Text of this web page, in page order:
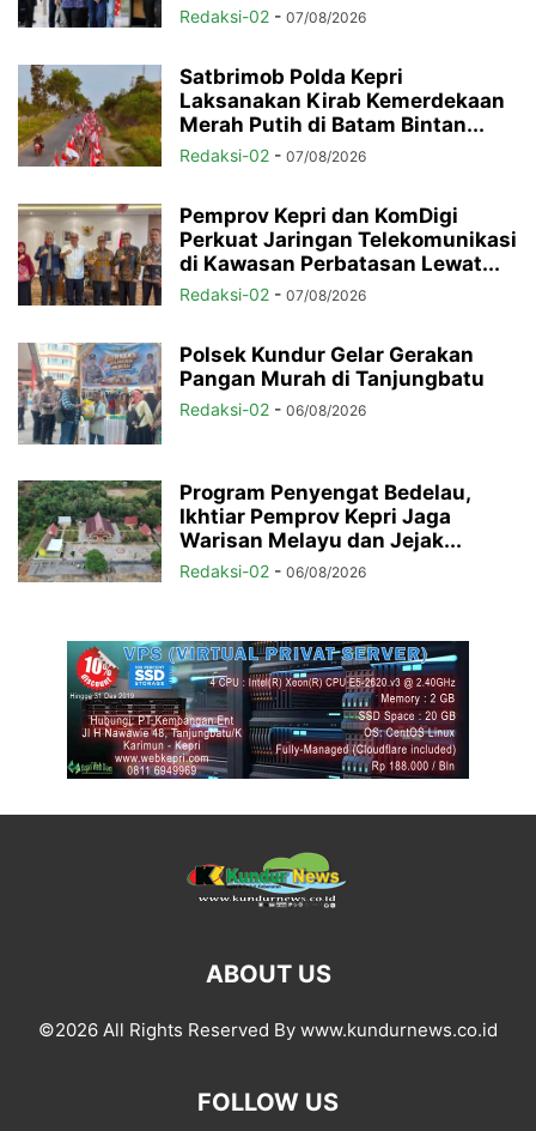
Redaksi-02 - 07/08/2026
Satbrimob Polda Kepri
Laksanakan Kirab Kemerdekaan
Merah Putih di Batam Bintan...
Redaksi-02 - 07/08/2026
Pemprov Kepri dan KomDigi
Perkuat Jaringan Telekomunikasi
di Kawasan Perbatasan Lewat...
Redaksi-02 - 07/08/2026
Polsek Kundur Gelar Gerakan
Pangan Murah di Tanjungbatu
Redaksi-02 - 06/08/2026
Program Penyengat Bedelau,
Ikhtiar Pemprov Kepri Jaga
Warisan Melayu dan Jejak...
Redaksi-02 - 06/08/2026
ABOUT US
©2026 All Rights Reserved By www.kundurnews.co.id
FOLLOW US